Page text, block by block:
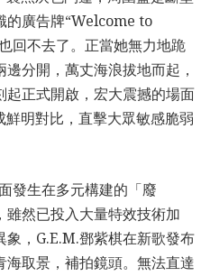
的廣告牌“Welcome to
回不去了。正當她無力地跪
分開，萬丈海浪拔地而起，
正式開啟，宏大震撼的場面
明對比，直擊大眾敏感脆弱
發生在多元構建的「廢
然已投入大量特效技術加
，G.E.M.鄧紫棋在新歌發布
取景，補拍鏡頭。無法直達